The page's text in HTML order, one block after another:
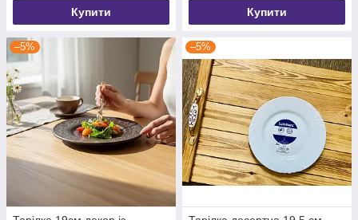
Купити Купити
–5% –5%